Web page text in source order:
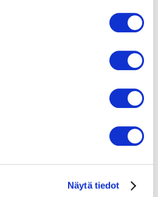
käyttääksesi sivustoa.
Näytä tiedot